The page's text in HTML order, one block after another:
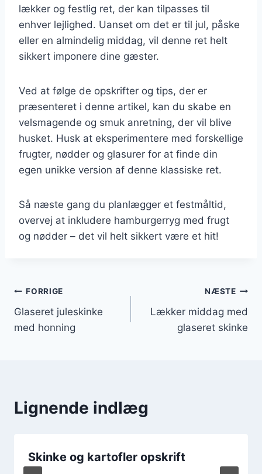
lækker og festlig ret, der kan tilpasses til
enhver lejlighed. Uanset om det er til jul, påske
eller en almindelig middag, vil denne ret helt
sikkert imponere dine gæster.
Ved at følge de opskrifter og tips, der er
præsenteret i denne artikel, kan du skabe en
velsmagende og smuk anretning, der vil blive
husket. Husk at eksperimentere med forskellige
frugter, nødder og glasurer for at finde din
egen unikke version af denne klassiske ret.
Så næste gang du planlægger et festmåltid,
overvej at inkludere hamburgerryg med frugt
og nødder – det vil helt sikkert være et hit!
Indlægsnavigation
FORRIGE
Glaseret juleskinke
med honning
NÆSTE
Lækker middag med
glaseret skinke
Lignende indlæg
Skinke og kartofler opskrift